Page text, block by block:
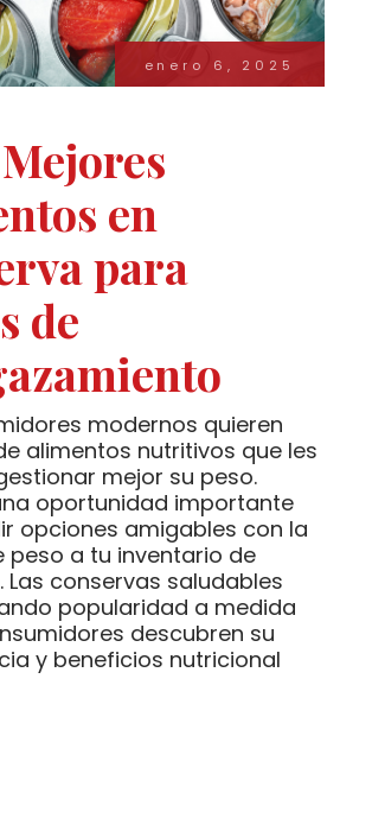
enero 6, 2025
en
para
de
modernos quieren
alimentos nutritivos que les
mejor su peso.
oportunidad importante
opciones amigables con la
peso a tu inventario de
Las conservas saludables
popularidad a medida
descubren su
y beneficios nutricional